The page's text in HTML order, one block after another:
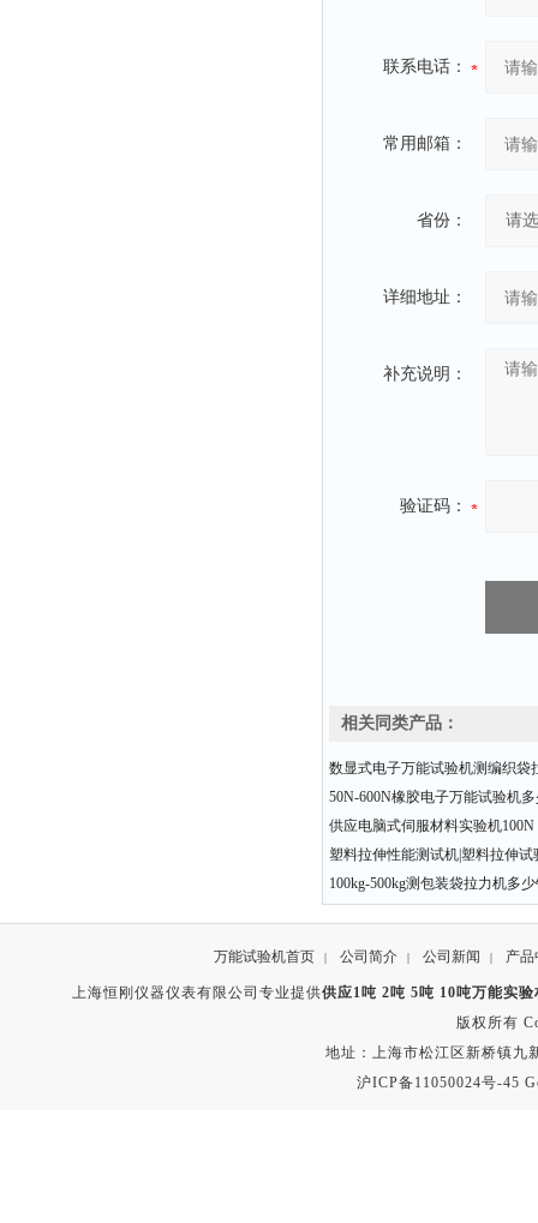
联系电话：
常用邮箱：
省份：
详细地址：
补充说明：
验证码：
相关同类产品：
数显式电子万能试验机测编织袋
50N-600N橡胶电子万能试验机
供应电脑式伺服材料实验机100N
塑料拉伸性能测试机|塑料拉伸试
100kg-500kg测包装袋拉力机多
万能试验机首页 | 公司简介 | 公司新闻 | 产品
上海恒刚仪器仪表有限公司专业提供供应1吨 2吨 5吨 10吨万能实
版权所有
地址：上海市松江区新桥镇九
沪ICP备11050024号-45